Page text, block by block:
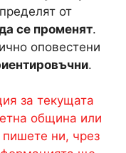
от
се променят.
оповестени
.
за текущата
община или
ни, чрез